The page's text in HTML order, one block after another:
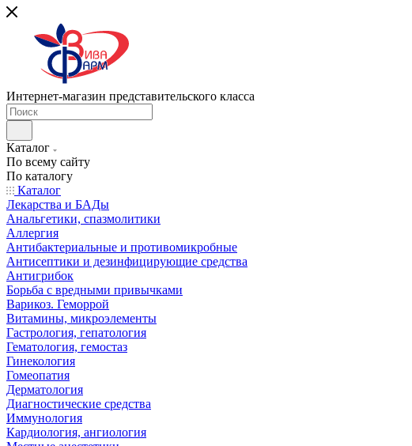
Интернет-магазин представительского класса
Каталог
По всему сайту
По каталогу
Каталог
Лекарства и БАДы
Анальгетики, спазмолитики
Аллергия
Антибактериальные и противомикробные
Антисептики и дезинфицирующие средства
Антигрибок
Борьба с вредными привычками
Варикоз. Геморрой
Витамины, микроэлементы
Гастрология, гепатология
Гематология, гемостаз
Гинекология
Гомеопатия
Дерматология
Диагностические средства
Иммунология
Кардиология, ангиология